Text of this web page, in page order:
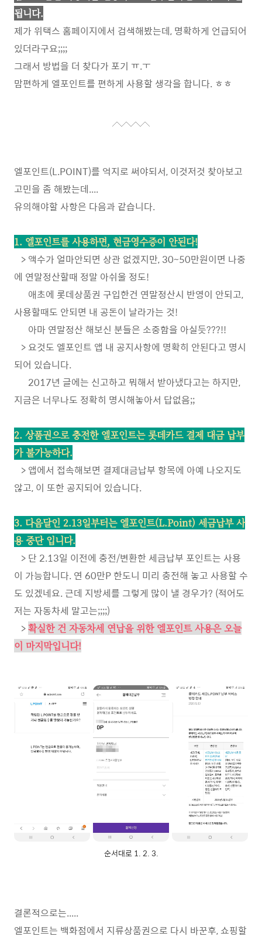
됩니다.
제가 위택스 홈페이지에서 검색해봤는데, 명확하게 언급되어
있더라구요;;;;
그래서 방법을 더 찾다가 포기 ㅠ.ㅜ
맘편하게 엘포인트를 편하게 사용할 생각을 합니다. ㅎㅎ
엘포인트(L.POINT)를 억지로 써야되서, 이것저것 찾아보고
고민을 좀 해봤는데....
유의해야할 사항은 다음과 같습니다.
1. 엘포인트를 사용하면, 현금영수증이 안된다!
> 액수가 얼마안되면 상관 없겠지만, 30~50만원이면 나중
에 연말정산할때 정말 아쉬울 정도!
애초에 롯데상품권 구입한건 연말정산시 반영이 안되고,
사용할때도 안되면 내 공돈이 날라가는 것!
아마 연말정산 해보신 분들은 소중함을 아실듯???!!
> 요것도 엘포인트 앱 내 공지사항에 명확히 안된다고 명시
되어 있습니다.
2017년 글에는 신고하고 뭐해서 받아냈다고는 하지만,
지금은 너무나도 정확히 명시해놓아서 답없음;;
2. 상품권으로 충전한 엘포인트는 롯데카드 결제 대금 납부
가 불가능하다.
> 앱에서 접속해보면 결제대금납부 항목에 아예 나오지도
않고, 이 또한 공지되어 있습니다.
3. 다음달인 2.13일부터는 엘포인트(L.Point) 세금납부 사
용 중단 입니다.
> 단 2.13일 이전에 충전/변환한 세금납부 포인트는 사용
이 가능합니다. 연 60만P 한도니 미리 충전해 놓고 사용할 수
도 있겠네요. 근데 지방세를 그렇게 많이 낼 경우가? (적어도
저는 자동차세 말고는;;;;)
>확실한 건 자동차세 연납을 위한 엘포인트 사용은 오늘
이 마지막입니다!
순서대로 1. 2. 3.
결론적으로는.....
엘포인트는 백화점에서 지류상품권으로 다시 바꾼후, 쇼핑할